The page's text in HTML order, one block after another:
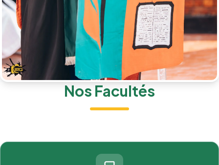
Nos Facultés